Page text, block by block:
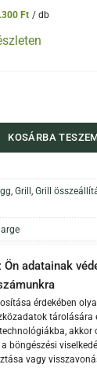
Ön adatainak
érdekében
tárolására
böngészési
vagy
Ft / db
mennyiség
KOSÁRBA
, Grill, Grill
az
hogy le
öntöttvas